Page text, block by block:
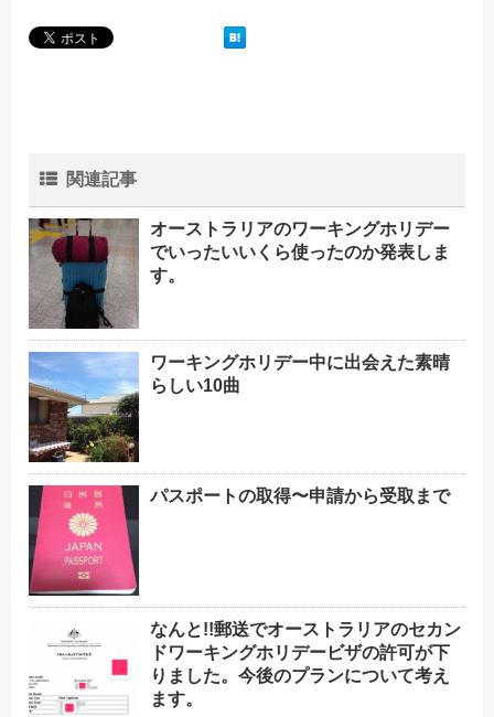
関連記事
オーストラリアのワーキングホリデー
でいったいいくら使ったのか発表しま
す。
ワーキングホリデー中に出会えた素晴
らしい10曲
パスポートの取得〜申請から受取まで
なんと!!郵送でオーストラリアのセカン
ドワーキングホリデービザの許可が下
りました。今後のプランについて考え
ます。